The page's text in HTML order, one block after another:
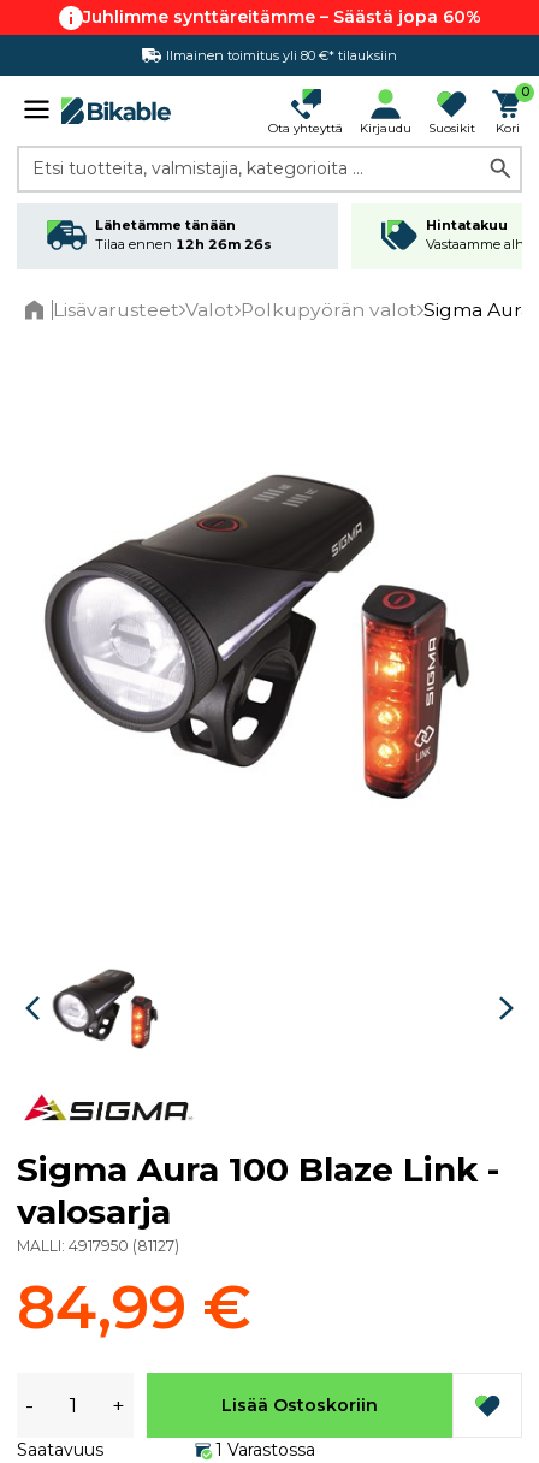
Juhlimme synttäreitämme – Säästä jopa 60%
Ilmainen toimitus yli 80 €* tilauksiin
Hintatakuu
Ota yhteyttä Kirjaudu Suosikit
0
Kori
Etsi tuotteita, valmistajia, kategorioita ...
Lähetämme tänään
Tilaa ennen 12h 26m 25s
Hintatakuu
Vastaamme
Lisävarusteet Valot Polkupyörän valot Sigma Aura
Sigma Aura 100 Blaze Link -
valosarja
MALLI: 4917950 (81127)
84,99 €
- + Lisää Ostoskoriin
Saatavuus
1 Varastossa